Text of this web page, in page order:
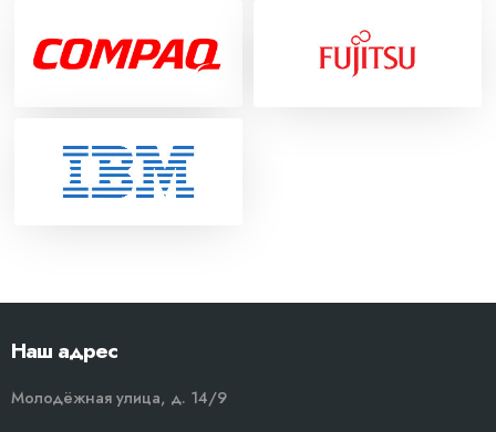
Наш адрес
Молодёжная улица, д. 14/9